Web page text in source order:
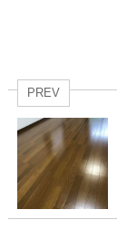
PREV